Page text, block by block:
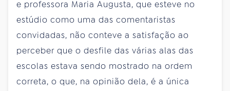
e professora Maria Augusta, que esteve no
estúdio como uma das comentaristas
convidadas, não conteve a satisfação ao
perceber que o desfile das várias alas das
escolas estava sendo mostrado na ordem
correta, o que, na opinião dela, é a única